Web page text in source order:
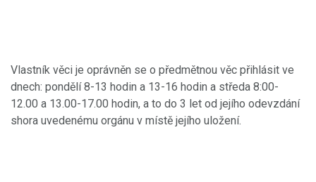
Vlastník věci je oprávněn se o předmětnou věc přihlásit ve
dnech: pondělí 8-13 hodin a 13-16 hodin a středa 8:00-
12.00 a 13.00-17.00 hodin, a to do 3 let od jejího odevzdání
shora uvedenému orgánu v místě jejího uložení.